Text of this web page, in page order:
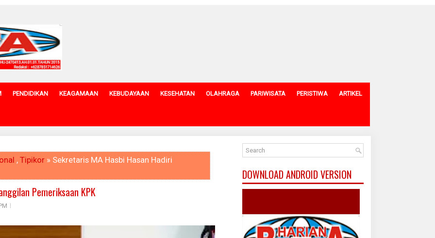
PENDIDIKAN KEAGAMAAN KEBUDAYAAN KESEHATAN OLAHRAGA PARIWISATA PERISTIWA ARTIKEL
, Tipikor » Sekretaris MA Hasbi Hasan Hadiri
Pemeriksaan KPK
DOWNLOAD ANDROID VERSION